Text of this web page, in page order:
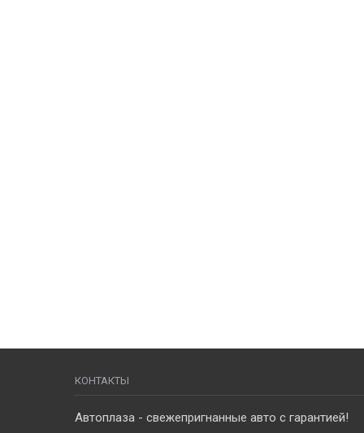
КОНТАКТЫ
Автоплаза - свежепригнанные авто с гарантией!